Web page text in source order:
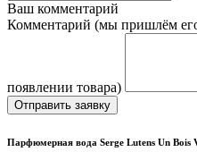
Ваш комментарий
Комментарий (мы пришлём
появлении товара)
Отправить заявку
Парфюмерная вода Serge Lutens Un Bois